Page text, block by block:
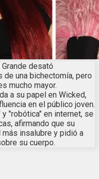
desató
una bichectomía, pero
mucho mayor.
a su papel en Wicked,
en el público joven.
"robótica" en internet, se
afirmando que su
insalubre y pidió a
su cuerpo.